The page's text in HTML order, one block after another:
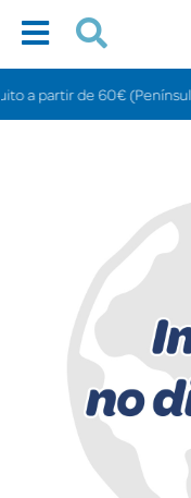
partir de 60€ (Península).